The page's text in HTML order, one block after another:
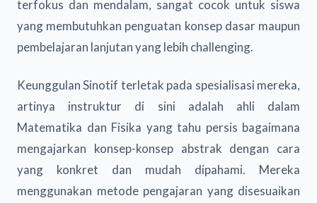
terfokus dan mendalam, sangat cocok untuk siswa
yang membutuhkan penguatan konsep dasar maupun
pembelajaran lanjutan yang lebih challenging.
Keunggulan Sinotif terletak pada spesialisasi mereka,
artinya instruktur di sini adalah ahli dalam
Matematika dan Fisika yang tahu persis bagaimana
mengajarkan konsep-konsep abstrak dengan cara
yang konkret dan mudah dipahami. Mereka
menggunakan metode pengajaran yang disesuaikan